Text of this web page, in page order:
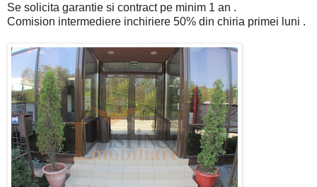
Se solicita garantie si contract pe minim 1 an .
Comision intermediere inchiriere 50% din chiria primei luni .